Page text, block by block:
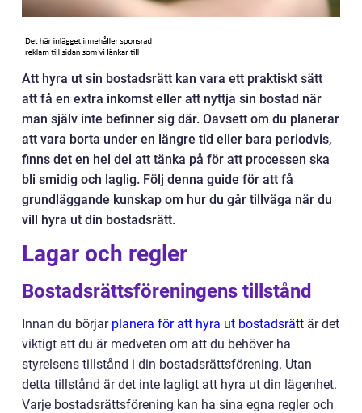
Att hyra ut sin bostadsrätt kan vara ett praktiskt sätt
att få en extra inkomst eller att nyttja sin bostad när
man själv inte befinner sig där. Oavsett om du planerar
att vara borta under en längre tid eller bara periodvis,
finns det en hel del att tänka på för att processen ska
bli smidig och laglig. Följ denna guide för att få
grundläggande kunskap om hur du går tillväga när du
vill hyra ut din bostadsrätt.
Lagar och regler
Bostadsrättsföreningens tillstånd
Innan du börjar planera för att hyra ut bostadsrätt är det
viktigt att du är medveten om att du behöver ha
styrelsens tillstånd i din bostadsrättsförening. Utan
detta tillstånd är det inte lagligt att hyra ut din lägenhet.
Varje bostadsrättsförening kan ha sina egna regler och